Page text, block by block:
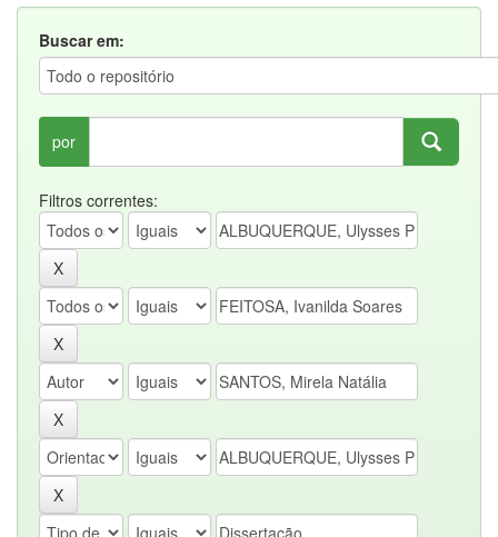
Buscar em:
por
Filtros correntes: